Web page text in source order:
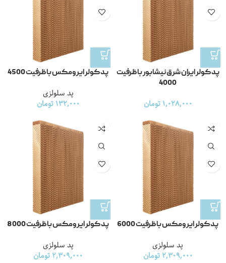
پد کولر ایران شرق نیشابور با ظرفیت
4000
1,028,000تومان
پد کولر ایرومکس با ظرفیت 4500
پد سلولزی
132,000 تومان
پد کولر ایرومکس با ظرفیت 6000
پد سلولزی
2,309,000تومان
پد کولر ایرومکس با ظرفیت 8000
پد سلولزی
2,309,000تومان